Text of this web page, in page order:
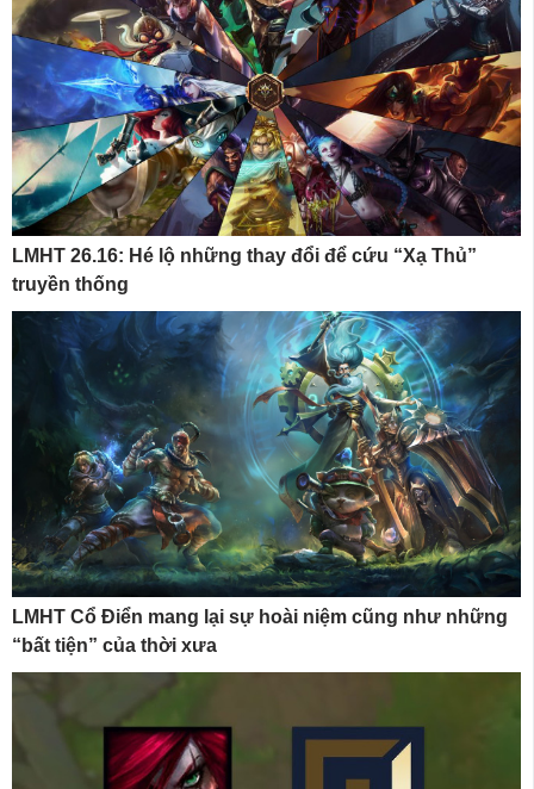
LMHT 26.16: Hé lộ những thay đổi để cứu “Xạ Thủ”
truyền thống
LMHT Cổ Điển mang lại sự hoài niệm cũng như những
“bất tiện” của thời xưa